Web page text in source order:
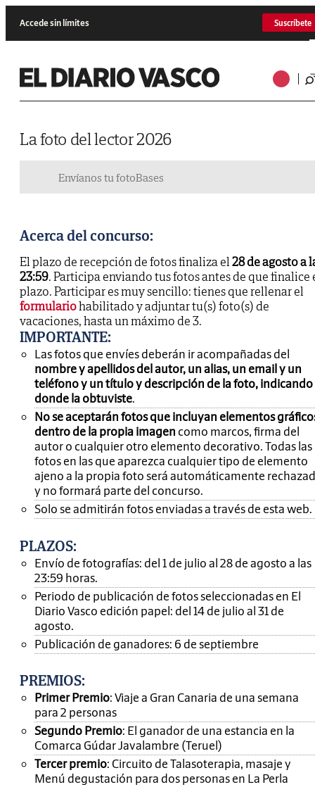
Accede sin límites Suscríbete
La foto del lector 2026
Envíanos tu fotoBases
Acerca del concurso:
El plazo de recepción de fotos finaliza el28 de agosto a
23:59. Participa enviando tus fotos antes de que finalice
plazo. Participar es muy sencillo: tienes que rellenar el
formulariohabilitado y adjuntar tu(s) foto(s) de
vacaciones, hasta un máximo de 3.
IMPORTANTE:
Las fotos que envíes deberán ir acompañadas del
nombre y apellidos del autor, un alias, un email y un
teléfono y un título y descripción de la foto, indicando
donde la obtuviste.
No se aceptarán fotos que incluyan elementos
dentro de la propia imagen como marcos, firma del
autor o cualquier otro elemento decorativo. Todas las
fotos en las que aparezca cualquier tipo de elemento
ajeno a la propia foto será automáticamente
y no formará parte del concurso.
Solo se admitirán fotos enviadas a través de esta web.
PLAZOS:
Envío de fotografías: del 1 de julio al 28 de agosto a las
23:59 horas.
Periodo de publicación de fotos seleccionadas en El
Diario Vasco edición papel: del 14 de julio al 31 de
agosto.
Publicación de ganadores: 6 de septiembre
PREMIOS:
Primer Premio: Viaje a Gran Canaria de una semana
para 2 personas
Segundo Premio: El ganador de una estancia en la
Comarca Gúdar Javalambre (Teruel)
Tercer premio: Circuito de Talasoterapia, masaje y
Menú degustación para dos personas en La Perla